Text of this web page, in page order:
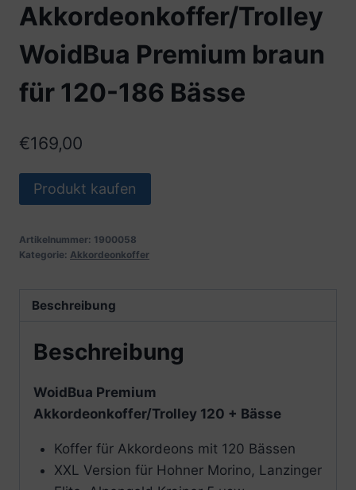
Akkordeonkoffer/Trolley
WoidBua Premium braun
für 120-186 Bässe
€169,00
Produkt kaufen
Artikelnummer: 1900058
Kategorie: Akkordeonkoffer
Beschreibung
Beschreibung
WoidBua Premium
Akkordeonkoffer/Trolley 120 + Bässe
Koffer für Akkordeons mit 120 Bässen
XXL Version für Hohner Morino, Lanzinger